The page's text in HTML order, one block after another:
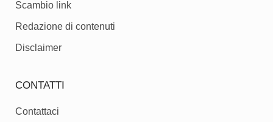
Scambio link
Redazione di contenuti
Disclaimer
CONTATTI
Contattaci